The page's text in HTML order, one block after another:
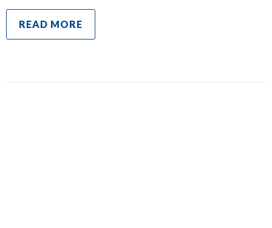
READ MORE